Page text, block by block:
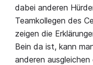
dabei anderen
Teamkollegen des
zeigen die
Bein da ist, kann
anderen